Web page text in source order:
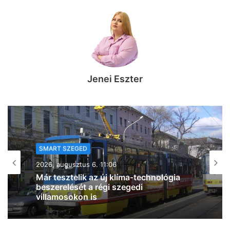
Jenei Eszter
SMART SZEGED
2026, augusztus 6. 06:44
Bővíti klimatizált betegellátó helyiségeit
az SZTE Klinikai Központja – a
betegellátó helyiségek 77 százaléka már
klimatizált